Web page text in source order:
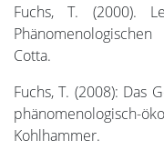
Fuchs, T. (2000).
Cotta.
Fuchs, T. (2008): Das
phänomenologisch-
Kohlhammer.